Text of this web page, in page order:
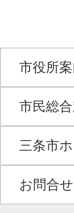
市役所
市民総
三条市
お問合せ